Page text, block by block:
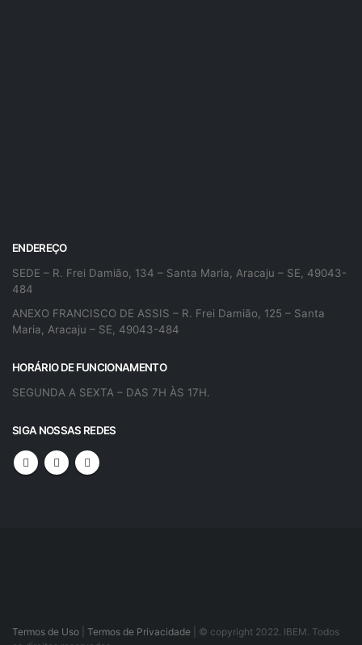
ENDEREÇO
SEDE – R. Frei Damião, 134 – Santa Maria, Aracaju – SE, 49043-
484
ANEXO FRANCISCO DE ASSIS – R. Frei Damião, 125 – Santa
Maria, Aracaju – SE, 49043-484
HORÁRIO DE FUNCIONAMENTO
SEGUNDA A SEXTA – DAS 7H ÀS 17H.
SIGA NOSSAS REDES
Termos de Uso Termos de Privacidade | © copyright 2022. IBEM. Todos